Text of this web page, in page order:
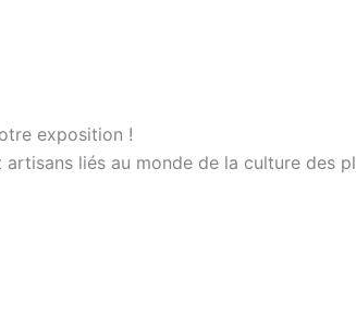
exposition !
liés au monde de la culture des